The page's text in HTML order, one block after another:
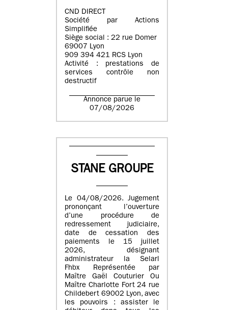
CND DIRECT
Société par Actions
Simplifiée
Siège social : 22 rue Domer
69007 Lyon
909 394 421 RCS Lyon
Activité : prestations de
services contrôle non
destructif
Annonce parue le
07/08/2026
STANE GROUPE
Le 04/08/2026. Jugement
prononçant l’ouverture
d’une procédure de
redressement judiciaire,
date de cessation des
paiements le 15 juillet
2026, désignant
administrateur la Selarl
Fhbx Représentée par
Maître Gaël Couturier Ou
Maître Charlotte Fort 24 rue
Childebert 69002 Lyon, avec
les pouvoirs : assister le